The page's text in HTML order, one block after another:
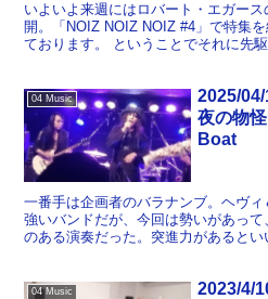
いよいよ来週にはロバート・エガー
開。「NOIZ NOIZ NOIZ #4」で特集
ております。 ということでそれに先
04 Music
2025/
夜の物
Boat
一番手は企画者のバラナンブ。ヘヴ
強いバンドだが、今回は勢いがあっ
のある演奏だった。突進力があると
04 Music
2023/4/